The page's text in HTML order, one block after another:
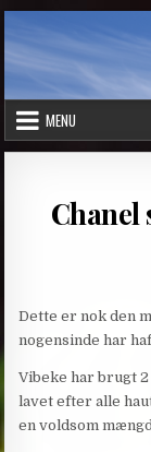
to
MENU
Chanel
Dette er nok den
nogensinde har
Vibeke har brugt 2
lavet efter alle
en voldsom